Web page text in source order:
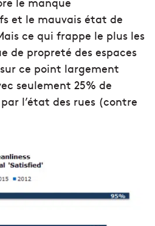
et le mauvais état de
ce qui frappe le plus les
de propreté des espaces
ce point largement
seulement 25% de
l’état des rues (contre